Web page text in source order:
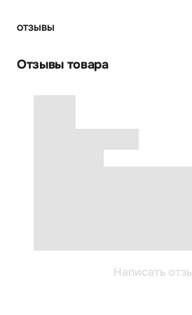
ОТЗЫВЫ
Отзывы товара
Написать